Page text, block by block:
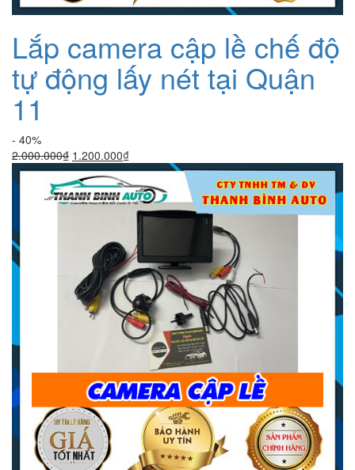
Lắp camera cập lề chế độ
tự động lấy nét tại Quận
11
- 40%
2.000.000₫ Giá
gốc
là:
2.000.000₫.
1.200.000₫Giá
hiện
tại
là:
1.200.000₫.